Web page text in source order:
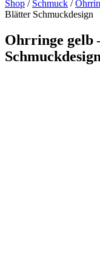
Shop / Schmuck /
Blätter Schmuckdesign
Ohrringe gelb
Schmuckdesign